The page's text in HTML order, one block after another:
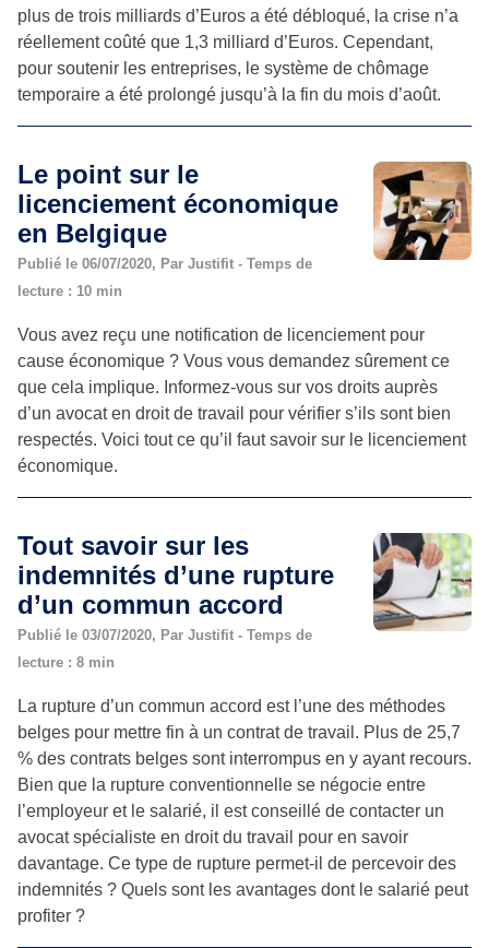
plus de trois milliards d’Euros a été débloqué, la crise n’a
réellement coûté que 1,3 milliard d’Euros. Cependant,
pour soutenir les entreprises, le système de chômage
temporaire a été prolongé jusqu’à la fin du mois d’août.
Le point sur le
licenciement économique
en Belgique
Publié le 06/07/2020, Par Justifit - Temps de
lecture : 10 min
Vous avez reçu une notification de licenciement pour
cause économique ? Vous vous demandez sûrement ce
que cela implique. Informez-vous sur vos droits auprès
d’un avocat en droit de travail pour vérifier s’ils sont bien
respectés. Voici tout ce qu’il faut savoir sur le licenciement
économique.
Tout savoir sur les
indemnités d’une rupture
d’un commun accord
Publié le 03/07/2020, Par Justifit - Temps de
lecture : 8 min
La rupture d’un commun accord est l’une des méthodes
belges pour mettre fin à un contrat de travail. Plus de 25,7
% des contrats belges sont interrompus en y ayant recours.
Bien que la rupture conventionnelle se négocie entre
l’employeur et le salarié, il est conseillé de contacter un
avocat spécialiste en droit du travail pour en savoir
davantage. Ce type de rupture permet-il de percevoir des
indemnités ? Quels sont les avantages dont le salarié peut
profiter ?